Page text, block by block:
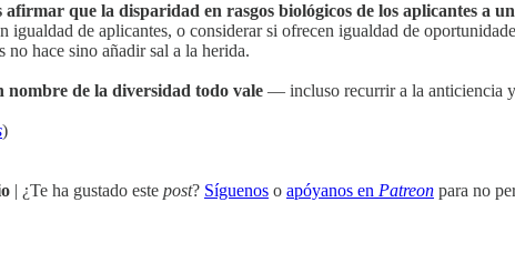
que la disparidad en rasgos biológicos de los aplicantes a
igualdad de aplicantes, o considerar si ofrecen igualdad de
hace sino añadir sal a la herida.
nombre de la diversidad todo vale — incluso recurrir a la anticiencia
)
| ¿Te ha gustado este post? Síguenos o apóyanos en Patreon para no